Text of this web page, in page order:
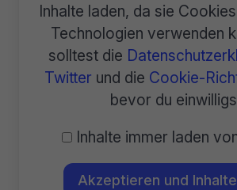
Inhalte laden, da sie
Technologien verwenden
solltest die
Twitter und die Cookie-
bevor du
Inhalte immer laden
Akzeptieren und